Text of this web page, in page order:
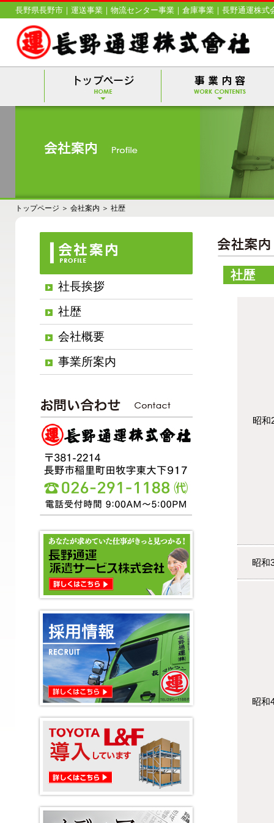
長野県長野市｜運送事業｜物流センター事業｜倉庫事業｜長野通運株式
トップページ ＞ 会社案内 ＞ 社歴
社長挨拶
社歴
会社概要
事業所案内
社歴
昭和
昭和
昭和